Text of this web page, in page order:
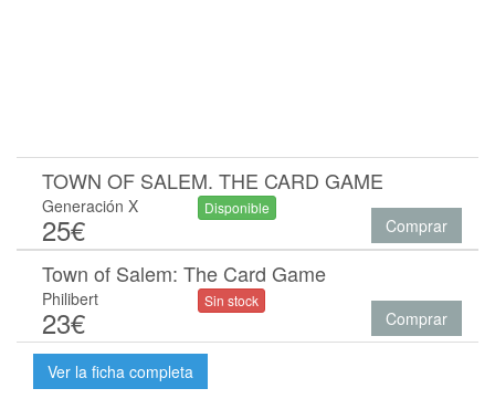
TOWN OF SALEM. THE CARD GAME
Generación X
25€
Disponible
Comprar
Town of Salem: The Card Game
Philibert
23€
Sin stock
Comprar
Ver la ficha completa